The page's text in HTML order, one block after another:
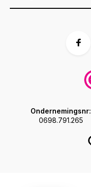
Ondernemingsnr:
0698.791.265